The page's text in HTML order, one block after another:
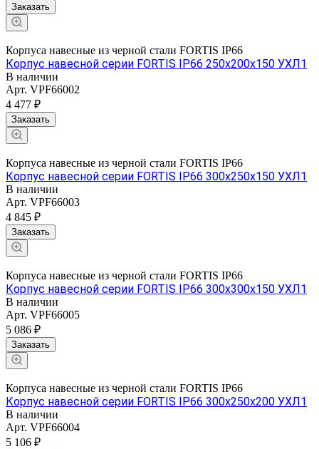
Заказать
Корпуса навесные из черной стали FORTIS IP66
Корпус навесной серии FORTIS IP66 250х200х150 УХЛ1
В наличии
Арт. VPF66002
4 477 ₽
Заказать
Корпуса навесные из черной стали FORTIS IP66
Корпус навесной серии FORTIS IP66 300х250х150 УХЛ1
В наличии
Арт. VPF66003
4 845 ₽
Заказать
Корпуса навесные из черной стали FORTIS IP66
Корпус навесной серии FORTIS IP66 300х300х150 УХЛ1
В наличии
Арт. VPF66005
5 086 ₽
Заказать
Корпуса навесные из черной стали FORTIS IP66
Корпус навесной серии FORTIS IP66 300х250х200 УХЛ1
В наличии
Арт. VPF66004
5 106 ₽